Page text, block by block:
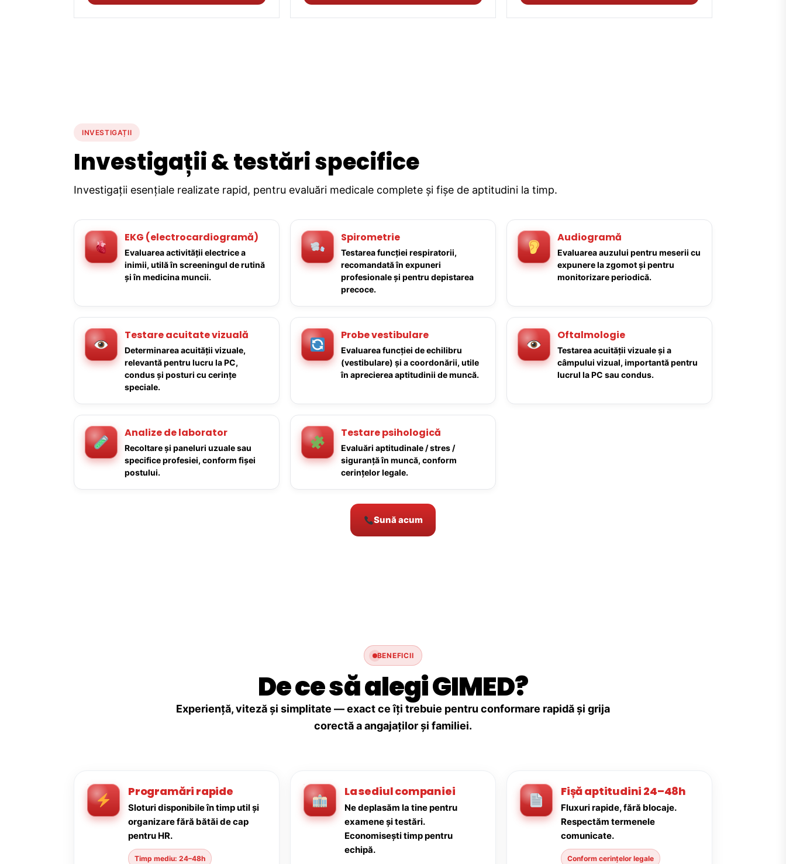
INVESTIGAȚII
Investigații & testări specifice
Investigații esențiale realizate rapid, pentru evaluări medicale complete și fișe de aptitudini la timp.
EKG (electrocardiogramă)
Evaluarea activității electrice a
inimii, utilă în screeningul de rutină
și în medicina muncii.
Spirometrie
Testarea funcției respiratorii,
recomandată în expuneri
profesionale și pentru depistarea
precoce.
Audiogramă
Evaluarea auzului pentru meserii cu
expunere la zgomot și pentru
monitorizare periodică.
Testare acuitate vizuală
Determinarea acuității vizuale,
relevantă pentru lucru la PC,
condus și posturi cu cerințe
speciale.
Probe vestibulare
Evaluarea funcției de echilibru
(vestibulare) și a coordonării, utile
în aprecierea aptitudinii de muncă.
Oftalmologie
Testarea acuității vizuale și a
câmpului vizual, importantă pentru
lucrul la PC sau condus.
Analize de laborator
Recoltare și paneluri uzuale sau
specifice profesiei, conform fișei
postului.
Testare psihologică
Evaluări aptitudinale / stres /
siguranță în muncă, conform
cerințelor legale.
Sună acum
BENEFICII
De ce să alegi GIMED?
Experiență, viteză și simplitate — exact ce îți trebuie pentru conformare rapidă și grija
corectă a angajaților și familiei.
Programări rapide
Sloturi disponibile în timp util și
organizare fără bătăi de cap
pentru HR.
Timp mediu: 24–48h
La sediul companiei
Ne deplasăm la tine pentru
examene și testări.
Economisești timp pentru
echipă.
Fișă aptitudini 24–48h
Fluxuri rapide, fără blocaje.
Respectăm termenele
comunicate.
Conform cerințelor legale